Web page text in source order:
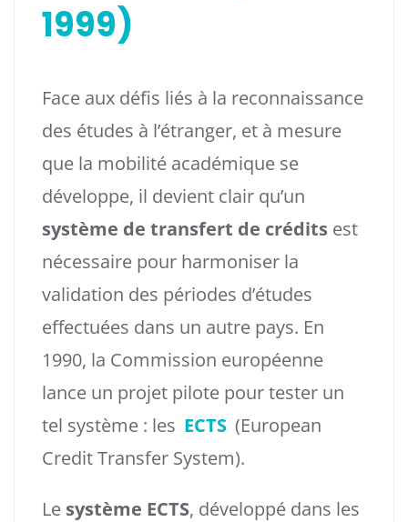
1999)
Face aux défis liés à la reconnaissance
des études à l’étranger, et à mesure
que la mobilité académique se
développe, il devient clair qu’un
système de transfert de crédits est
nécessaire pour harmoniser la
validation des périodes d’études
effectuées dans un autre pays. En
1990, la Commission européenne
lance un projet pilote pour tester un
tel système : les ECTS (European
Credit Transfer System).
Le système ECTS, développé dans les